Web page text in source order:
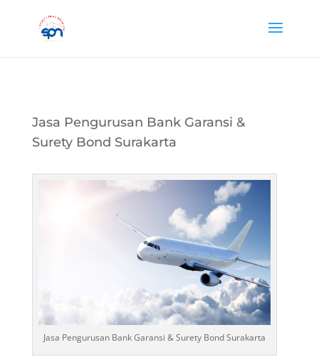
Jasa Pengurusan Bank Garansi &
Surety Bond Surakarta
Jasa Pengurusan Bank Garansi & Surety Bond Surakarta